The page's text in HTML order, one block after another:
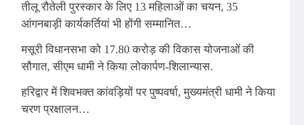
तीलू रौतेली पुरस्कार के लिए 13 महिलाओं का चयन, 35
आंगनबाड़ी कार्यकर्तियां भी होंगी सम्मानित…
मसूरी विधानसभा को 17.80 करोड़ की विकास योजनाओं की
सौगात, सीएम धामी ने किया लोकार्पण-शिलान्यास.
हरिद्वार में शिवभक्त कांवड़ियों पर पुष्पवर्षा, मुख्यमंत्री धामी ने किया
चरण प्रक्षालन…